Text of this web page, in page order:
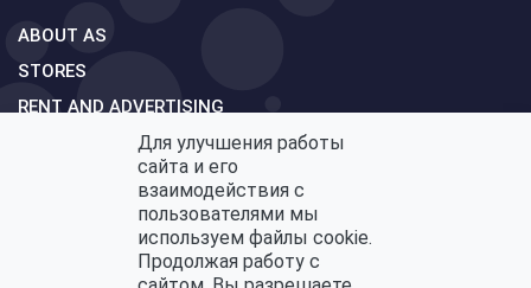
ABOUT AS
STORES
RENT AND ADVERTISING
Для улучшения работы
сайта и его
взаимодействия с
пользователями мы
используем файлы cookie.
Продолжая работу с